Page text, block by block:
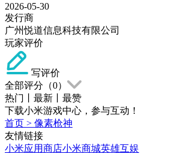
2026-05-30
发行商
广州悦道信息科技有限公司
玩家评价
写评价
全部评分（0）
热门
最新
最赞
下载小米游戏中心，参与互动！
首页 > 像素枪神
友情链接
小米应用商店小米商城英雄互娱